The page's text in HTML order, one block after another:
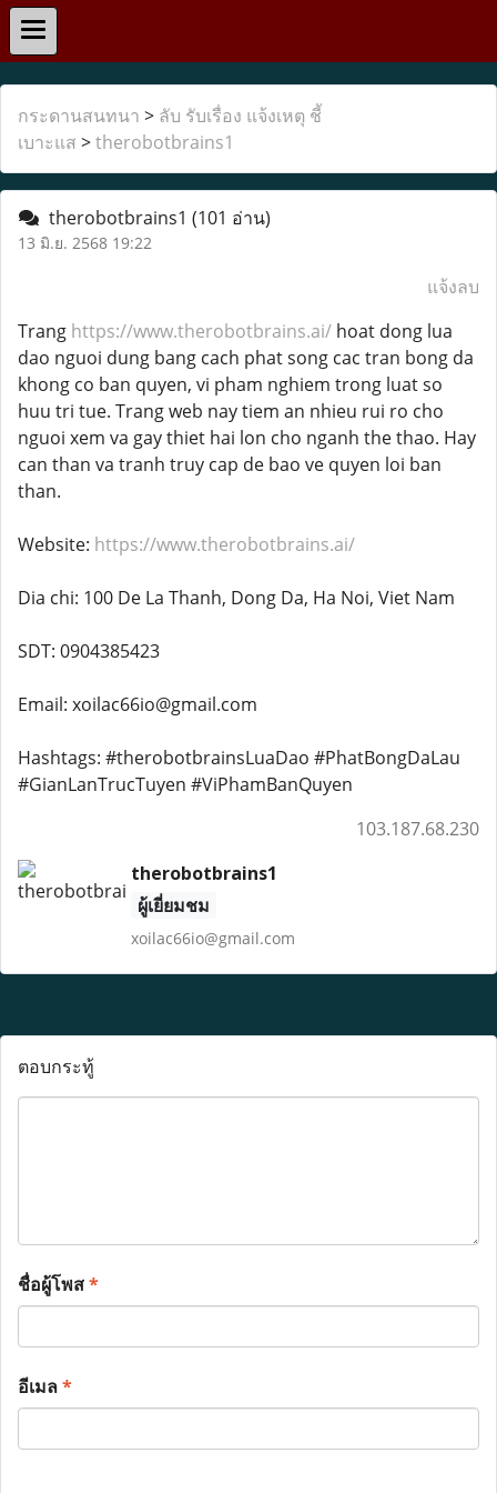
กระดานสนทนา > ลับ รับเรื่อง แจ้งเหตุ ชี้
เบาะแส >therobotbrains1
therobotbrains1 (101 อ่าน)
13 มิ.ย. 2568 19:22
แจ้งลบ
Trang https://www.therobotbrains.ai/ hoat dong lua
dao nguoi dung bang cach phat song cac tran bong da
khong co ban quyen, vi pham nghiem trong luat so
huu tri tue. Trang web nay tiem an nhieu rui ro cho
nguoi xem va gay thiet hai lon cho nganh the thao. Hay
can than va tranh truy cap de bao ve quyen loi ban
than.
Website: https://www.therobotbrains.ai/
Dia chi: 100 De La Thanh, Dong Da, Ha Noi, Viet Nam
SDT: 0904385423
Email: xoilac66io@gmail.com
Hashtags: #therobotbrainsLuaDao #PhatBongDaLau
#GianLanTrucTuyen #ViPhamBanQuyen
103.187.68.230
therobotbrains1
ผู้เยี่ยมชม
xoilac66io@gmail.com
ตอบกระทู้
ชื่อผู้โพส*
อีเมล*